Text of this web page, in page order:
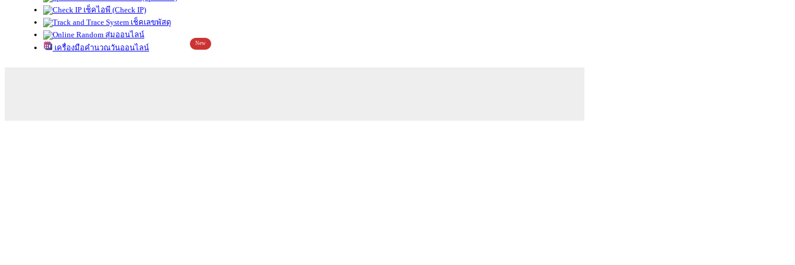
เช็คไอพี (Check IP)
เช็คเลขพัสดุ
สุ่มออนไลน์
เครื่องมือคำนวณวันออนไลน์
New